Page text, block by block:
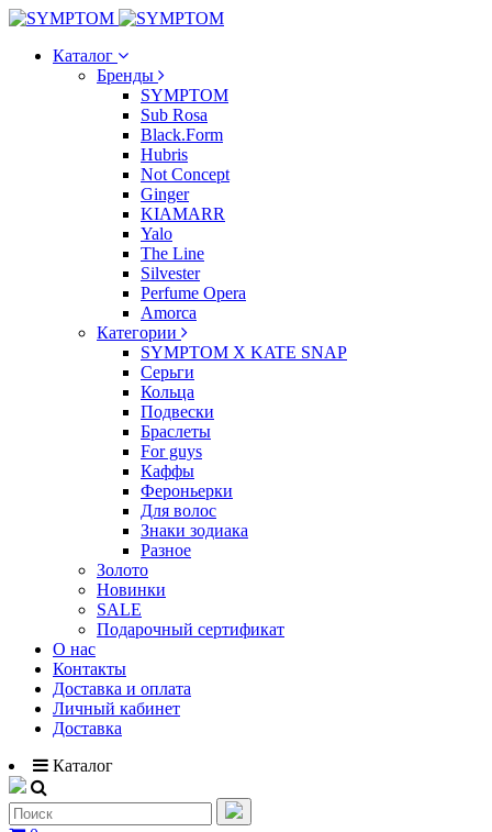
Каталог
Бренды
SYMPTOM
Sub Rosa
Black.Form
Hubris
Not Concept
Ginger
KIAMARR
Yalo
The Line
Silvester
Perfume Opera
Amorca
Категории
SYMPTOM X KATE SNAP
Серьги
Кольца
Подвески
Браслеты
For guys
Каффы
Фероньерки
Для волос
Знаки зодиака
Разное
Золото
Новинки
SALE
Подарочный сертификат
О нас
Контакты
Доставка и оплата
Личный кабинет
Доставка
Каталог